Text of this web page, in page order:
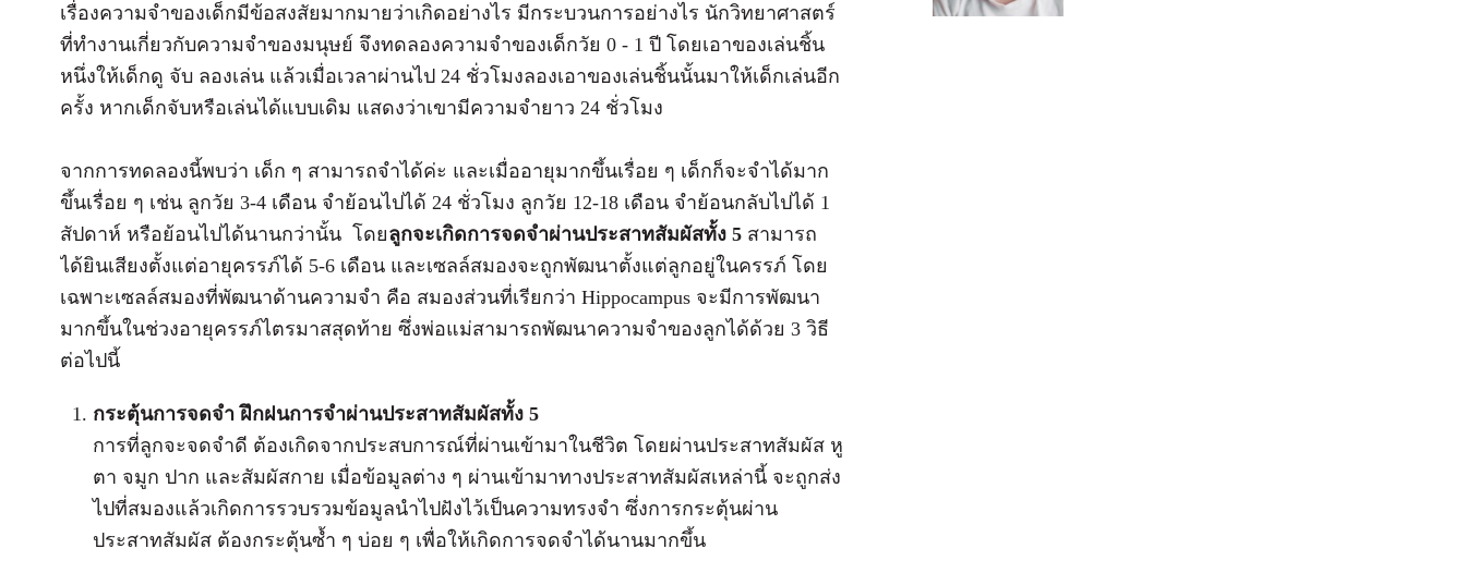
เรื่องความจำของเด็กมีข้อสงสัยมากมายว่าเกิดอย่างไร มีกระบวนการอย่างไร นักวิทยาศาสตร์
ที่ทำงานเกี่ยวกับความจำของมนุษย์ จึงทดลองความจำของเด็กวัย 0 - 1 ปี โดยเอาของเล่นชิ้น
หนึ่งให้เด็กดู จับ ลองเล่น แล้วเมื่อเวลาผ่านไป 24 ชั่วโมงลองเอาของเล่นชิ้นนั้นมาให้เด็กเล่นอีก
ครั้ง หากเด็กจับหรือเล่นได้แบบเดิม แสดงว่าเขามีความจำยาว 24 ชั่วโมง
จากการทดลองนี้พบว่า เด็ก ๆ สามารถจำได้ค่ะ และเมื่ออายุมากขึ้นเรื่อย ๆ เด็กก็จะจำได้มาก
ขึ้นเรื่อย ๆ เช่น ลูกวัย 3-4 เดือน จำย้อนไปได้ 24 ชั่วโมง ลูกวัย 12-18 เดือน จำย้อนกลับไปได้ 1
สัปดาห์ หรือย้อนไปได้นานกว่านั้น โดยลูกจะเกิดการจดจำผ่านประสาทสัมผัสทั้ง 5 สามารถ
ได้ยินเสียงตั้งแต่อายุครรภ์ได้ 5-6 เดือน และเซลล์สมองจะถูกพัฒนาตั้งแต่ลูกอยู่ในครรภ์ โดย
เฉพาะเซลล์สมองที่พัฒนาด้านความจำ คือ สมองส่วนที่เรียกว่า Hippocampus จะมีการพัฒนา
มากขึ้นในช่วงอายุครรภ์ไตรมาสสุดท้าย ซึ่งพ่อแม่สามารถพัฒนาความจำของลูกได้ด้วย 3 วิธี
ต่อไปนี้
กระตุ้นการจดจำ ฝึกฝนการจำผ่านประสาทสัมผัสทั้ง 5
การที่ลูกจะจดจำดี ต้องเกิดจากประสบการณ์ที่ผ่านเข้ามาในชีวิต โดยผ่านประสาทสัมผัส หู
ตา จมูก ปาก และสัมผัสกาย เมื่อข้อมูลต่าง ๆ ผ่านเข้ามาทางประสาทสัมผัสเหล่านี้ จะถูกส่ง
ไปที่สมองแล้วเกิดการรวบรวมข้อมูลนำไปฝังไว้เป็นความทรงจำ ซึ่งการกระตุ้นผ่าน
ประสาทสัมผัส ต้องกระตุ้นซ้ำ ๆ บ่อย ๆ เพื่อให้เกิดการจดจำได้นานมากขึ้น